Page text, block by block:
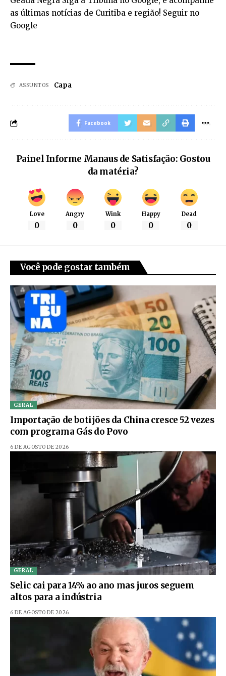
as últimas notícias de Curitiba e região! Seguir no
Google
ASSUNTOS Capa
Facebook
Painel Informe Manaus de Satisfação: Gostou
da matéria?
Love
0
Angry
0
Wink
0
Happy
0
Dead
0
Você pode gostar também
GERAL
Importação de botijões da China cresce 52 vezes
com programa Gás do Povo
6 DE AGOSTO DE 2026
GERAL
Selic cai para 14% ao ano mas juros seguem
altos para a indústria
6 DE AGOSTO DE 2026